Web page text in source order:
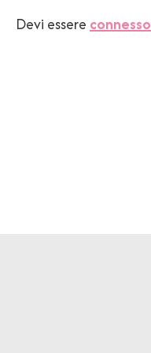
Devi essere connesso